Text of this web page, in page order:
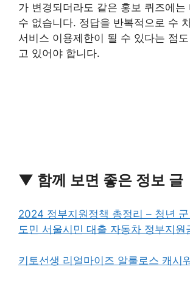
가 변경되더라도 같은 홍보 퀴즈에는
수 없습니다. 정답을 반복적으로 수
서비스 이용제한이 될 수 있다는 점
고 있어야 합니다.
▼ 함께 보면 좋은 정보 글
2024 정부지원정책 총정리 – 청년
도민 서울시민 대출 자동차 정부지원
키토선생 리얼마이즈 알룰로스 캐시